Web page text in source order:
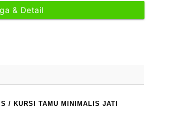
& Detail
/ KURSI TAMU MINIMALIS JATI